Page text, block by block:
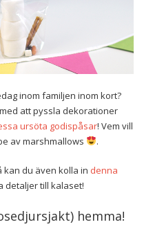
inom familjen inom kort?
att pyssla dekorationer
ursöta godispåsar! Vem vill
av marshmallows
.
kan du även kolla in denna
detaljer till kalaset!
hemma!